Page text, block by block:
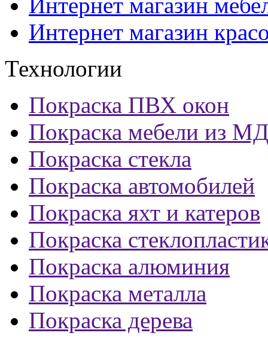
Интернет магазин
Технологии
Покраска ПВХ окон
Покраска мебели из
Покраска стекла
Покраска автомобилей
Покраска яхт и катеров
Покраска
Покраска алюминия
Покраска металла
Покраска дерева